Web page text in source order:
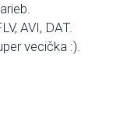
AVI, DAT.
vecička :).